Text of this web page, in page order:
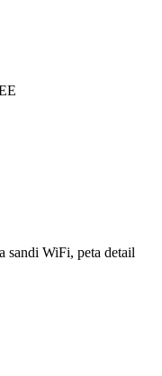
sandi WiFi, peta detail